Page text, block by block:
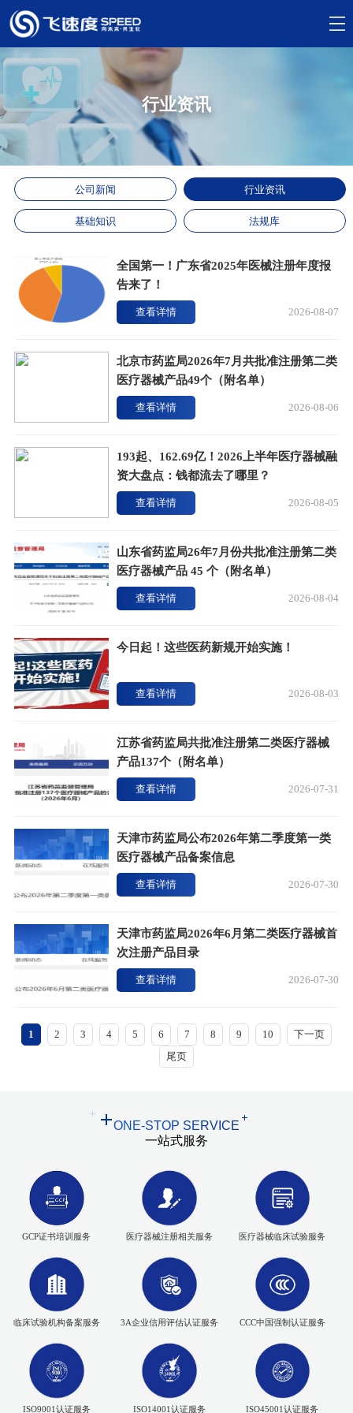
行业资讯
公司新闻 行业资讯
基础知识 法规库
全国第一！广东省2025年医械注册年度报
告来了！
2026-08-07
查看详情
北京市药监局2026年7月共批准注册第二类
医疗器械产品49个（附名单）
2026-08-06
查看详情
193起、162.69亿！2026上半年医疗器械融
资大盘点：钱都流去了哪里？
2026-08-05
查看详情
山东省药监局26年7月份共批准注册第二类
医疗器械产品 45 个（附名单）
2026-08-04
查看详情
今日起！这些医药新规开始实施！
2026-08-03
查看详情
江苏省药监局共批准注册第二类医疗器械
产品137个（附名单）
2026-07-31
查看详情
天津市药监局公布2026年第二季度第一类
医疗器械产品备案信息
2026-07-30
查看详情
天津市药监局2026年6月第二类医疗器械首
次注册产品目录
2026-07-30
查看详情
1 2 3 4 5 6 7 8 9 10
下一页
尾页
ONE-STOP SERVICE
一站式服务
GCP证书培训服务 医疗器械注册相关服务 医疗器械临床试验服务
临床试验机构备案服务 3A企业信用评估认证服务 CCC中国强制认证服务
ISO9001认证服务 ISO14001认证服务 ISO45001认证服务